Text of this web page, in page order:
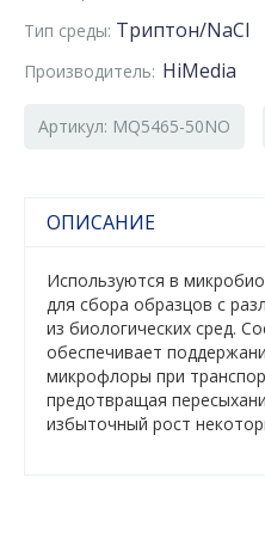
Тип среды: Триптон/NaCl
Производитель: HiMedia
Артикул: MQ5465-50NO
ОПИСАНИЕ
Используются в
для сбора образцов с
из биологических сред.
обеспечивает
микрофлоры при
предотвращая
избыточный рост